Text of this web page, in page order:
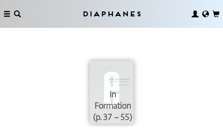
Diaphanes
In
Formation
(p. 37 – 55)